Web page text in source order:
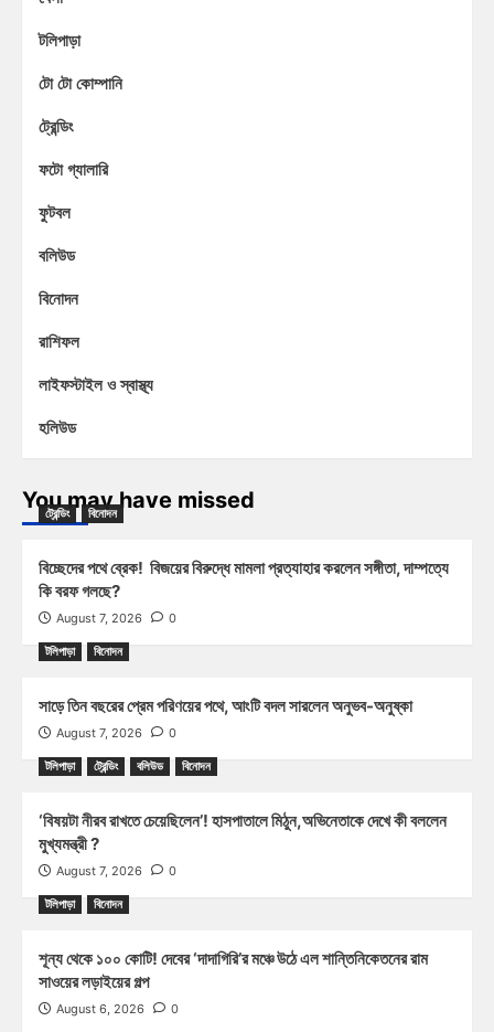
টলিপাড়া
টো টো কোম্পানি
ট্রেন্ডিং
ফটো গ্যালারি
ফুটবল
বলিউড
বিনোদন
রাশিফল
লাইফস্টাইল ও স্বাস্থ্য
হলিউড
You may have missed
ট্রেন্ডিং বিনোদন
বিচ্ছেদের পথে ব্রেক! বিজয়ের বিরুদ্ধে মামলা প্রত্যাহার করলেন সঙ্গীতা, দাম্পত্যে
কি বরফ গলছে?
August 7, 2026 0
টলিপাড়া বিনোদন
সাড়ে তিন বছরের প্রেম পরিণয়ের পথে, আংটি বদল সারলেন অনুভব-অনুষ্কা
August 7, 2026 0
টলিপাড়া ট্রেন্ডিং বলিউড বিনোদন
‘বিষয়টা নীরব রাখতে চেয়েছিলেন’! হাসপাতালে মিঠুন,অভিনেতাকে দেখে কী বললেন
মুখ্যমন্ত্রী ?
August 7, 2026 0
টলিপাড়া বিনোদন
শূন্য থেকে ১০০ কোটি! দেবের ‘দাদাগিরি’র মঞ্চে উঠে এল শান্তিনিকেতনের রাম
সাওয়ের লড়াইয়ের গল্প
August 6, 2026 0